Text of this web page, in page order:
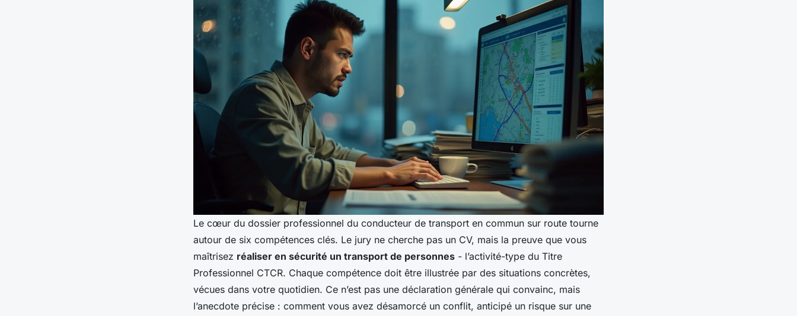
Le cœur du dossier professionnel du conducteur de transport en commun sur route tourne
autour de six compétences clés. Le jury ne cherche pas un CV, mais la preuve que vous
maîtrisez réaliser en sécurité un transport de personnes - l’activité-type du Titre
Professionnel CTCR. Chaque compétence doit être illustrée par des situations concrètes,
vécues dans votre quotidien. Ce n’est pas une déclaration générale qui convainc, mais
l’anecdote précise : comment vous avez désamorcé un conflit, anticipé un risque sur une